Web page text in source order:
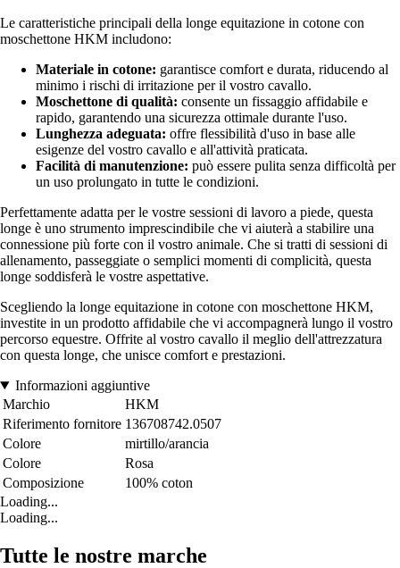
Le caratteristiche principali della longe equitazione in cotone con
moschettone HKM includono:
Materiale in cotone: garantisce comfort e durata, riducendo al
minimo i rischi di irritazione per il vostro cavallo.
Moschettone di qualità: consente un fissaggio affidabile e
rapido, garantendo una sicurezza ottimale durante l'uso.
Lunghezza adeguata: offre flessibilità d'uso in base alle
esigenze del vostro cavallo e all'attività praticata.
Facilità di manutenzione: può essere pulita senza difficoltà per
un uso prolungato in tutte le condizioni.
Perfettamente adatta per le vostre sessioni di lavoro a piede, questa
longe è uno strumento imprescindibile che vi aiuterà a stabilire una
connessione più forte con il vostro animale. Che si tratti di sessioni di
allenamento, passeggiate o semplici momenti di complicità, questa
longe soddisferà le vostre aspettative.
Scegliendo la longe equitazione in cotone con moschettone HKM,
investite in un prodotto affidabile che vi accompagnerà lungo il vostro
percorso equestre. Offrite al vostro cavallo il meglio dell'attrezzatura
con questa longe, che unisce comfort e prestazioni.
Informazioni aggiuntive
Marchio
HKM
Riferimento fornitore 136708742.0507
Colore
mirtillo/arancia
Colore
Rosa
Composizione
100% coton
Loading...
Loading...
Tutte le nostre marche